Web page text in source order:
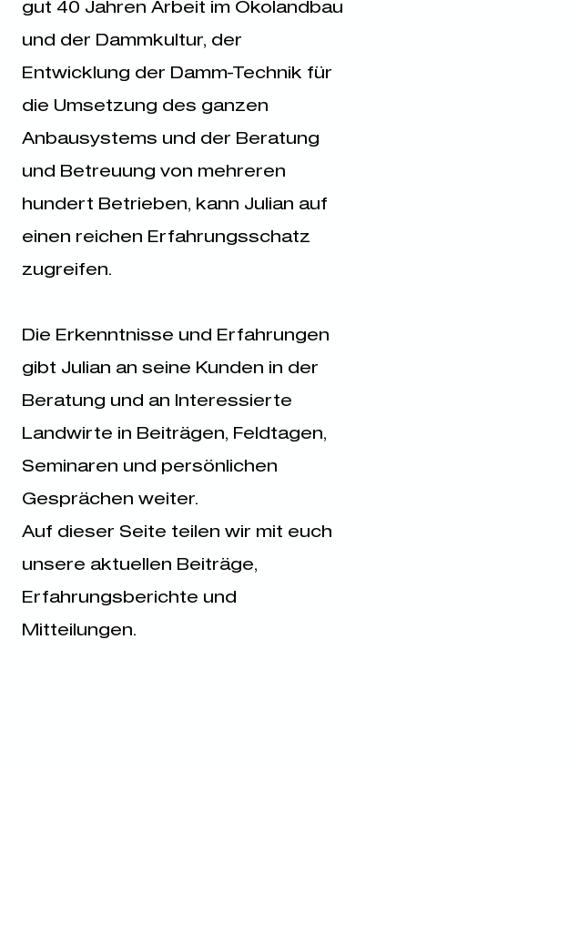
gut 40 Jahren Arbeit im Ökolandbau
und der Dammkultur, der
Entwicklung der Damm-Technik für
die Umsetzung des ganzen
Anbausystems und der Beratung
und Betreuung von mehreren
hundert Betrieben, kann Julian auf
einen reichen Erfahrungsschatz
zugreifen.
Die Erkenntnisse und Erfahrungen
gibt Julian an seine Kunden in der
Beratung und an Interessierte
Landwirte in Beiträgen, Feldtagen,
Seminaren und persönlichen
Gesprächen weiter.
Auf dieser Seite teilen wir mit euch
unsere aktuellen Beiträge,
Erfahrungsberichte und
Mitteilungen.